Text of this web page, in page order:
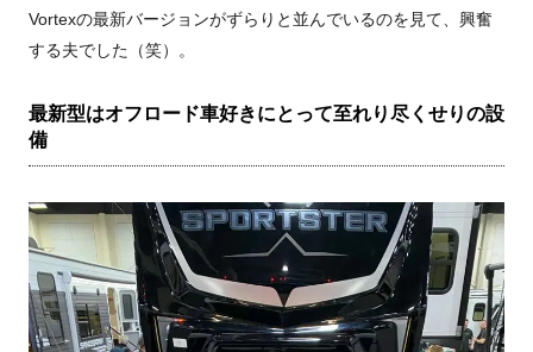
Vortexの最新バージョンがずらりと並んでいるのを見て、興奮
する夫でした（笑）。
最新型はオフロード車好きにとって至れり尽くせりの設
備